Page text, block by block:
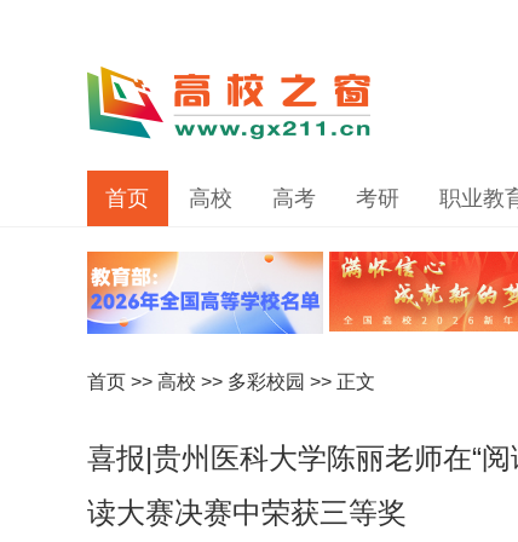
首页 高校 高考 考研 职业教
首页 >> 高校 >> 多彩校园 >> 正文
喜报|贵州医科大学陈丽老师在“
读大赛决赛中荣获三等奖